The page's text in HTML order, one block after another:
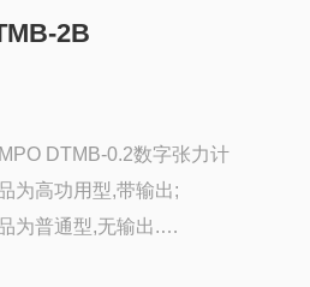
2B
DTMB-0.2数字张力计
为高功用型,带输出;
为普通型,无输出.